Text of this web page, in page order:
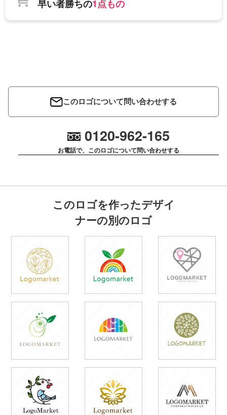
早い者勝ちの1点もの
このロゴについて問い合わせする
0120-962-165
お電話で、このロゴについて問い合わせする
このロゴを作ったデザイ
ナーの別のロゴ